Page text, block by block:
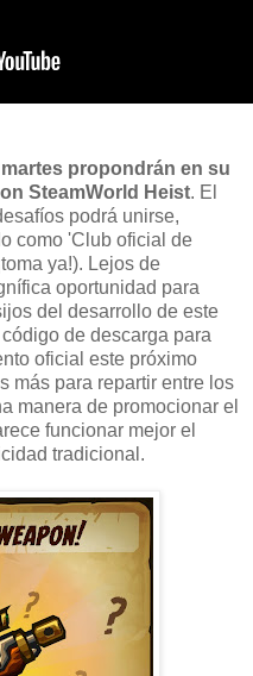
propondrán en su
SteamWorld Heist. El
podrá unirse,
como 'Club oficial de
ya!). Lejos de
oportunidad para
del desarrollo de este
de descarga para
oficial este próximo
más para repartir entre los
manera de promocionar el
funcionar mejor el
tradicional.